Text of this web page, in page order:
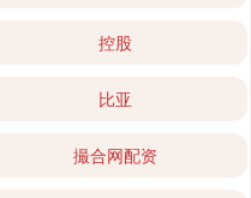
控股
比亚
撮合网配资